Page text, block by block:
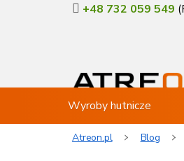
+48 732 059 549
Wyroby hutnicze
Atreon.pl Blog